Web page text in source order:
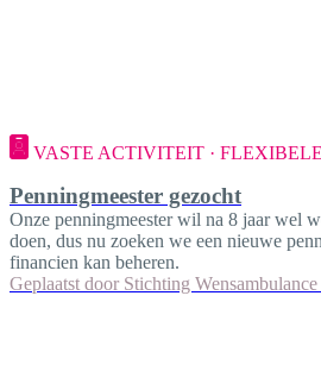
VASTE ACTIVITEIT ·
Penningmeester gezocht
Onze penningmeester wil na 8 jaar wel
doen, dus nu zoeken we een nieuwe
financien kan beheren.
Geplaatst door Stichting